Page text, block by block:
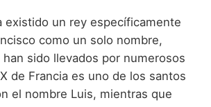
existido un rey específicamente
como un solo nombre,
sido llevados por numerosos
de Francia es uno de los santos
el nombre Luis, mientras que